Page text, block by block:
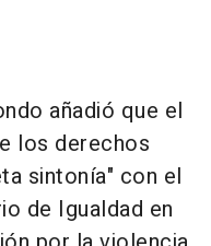
añadió que el
los derechos
sintonía" con el
de Igualdad en